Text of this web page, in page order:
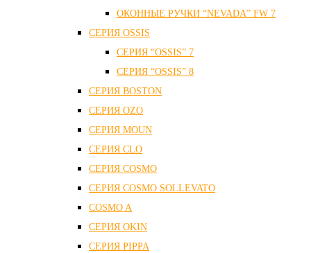
ОКОННЫЕ РУЧКИ “NEVADA” FW 7
СЕРИЯ OSSIS
СЕРИЯ “OSSIS” 7
СЕРИЯ “OSSIS” 8
СЕРИЯ ВOSTON
CЕРИЯ OZO
СЕРИЯ MOUN
СЕРИЯ CLO
СЕРИЯ COSMO
СЕРИЯ COSMO SOLLEVATO
COSMO A
СЕРИЯ OKIN
СЕРИЯ PIPPA